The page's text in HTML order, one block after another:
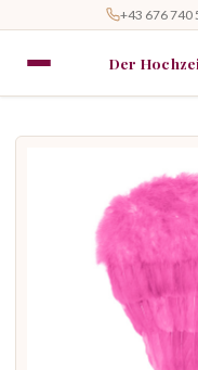
+43 676 740
Der